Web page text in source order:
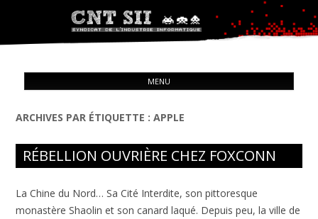
CNT – Solidarité Ouvrière
MENU
ARCHIVES PAR ÉTIQUETTE :APPLE
RÉBELLION OUVRIÈRE CHEZ FOXCONN
La Chine du Nord… Sa Cité Interdite, son pittoresque
monastère Shaolin et son canard laqué. Depuis peu, la ville de